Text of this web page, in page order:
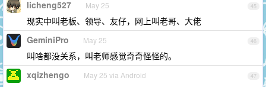
45
licheng527 May 25
现实中叫老板、领导、友仔，网上叫老哥、大佬
46
GeminiPro May 25
叫啥都没关系，叫老师感觉奇奇怪怪的。
47
xqizhengo May 25 via Android